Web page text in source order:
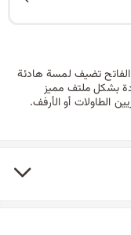
تضيف لمسة هادئة
بشكل ملتف مميز
الطاولات أو الأرفف.